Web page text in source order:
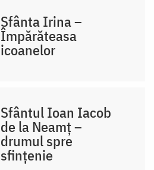
Sfânta Irina –
Împărăteasa
icoanelor
Sfântul Ioan Iacob
de la Neamț –
drumul spre
sfințenie